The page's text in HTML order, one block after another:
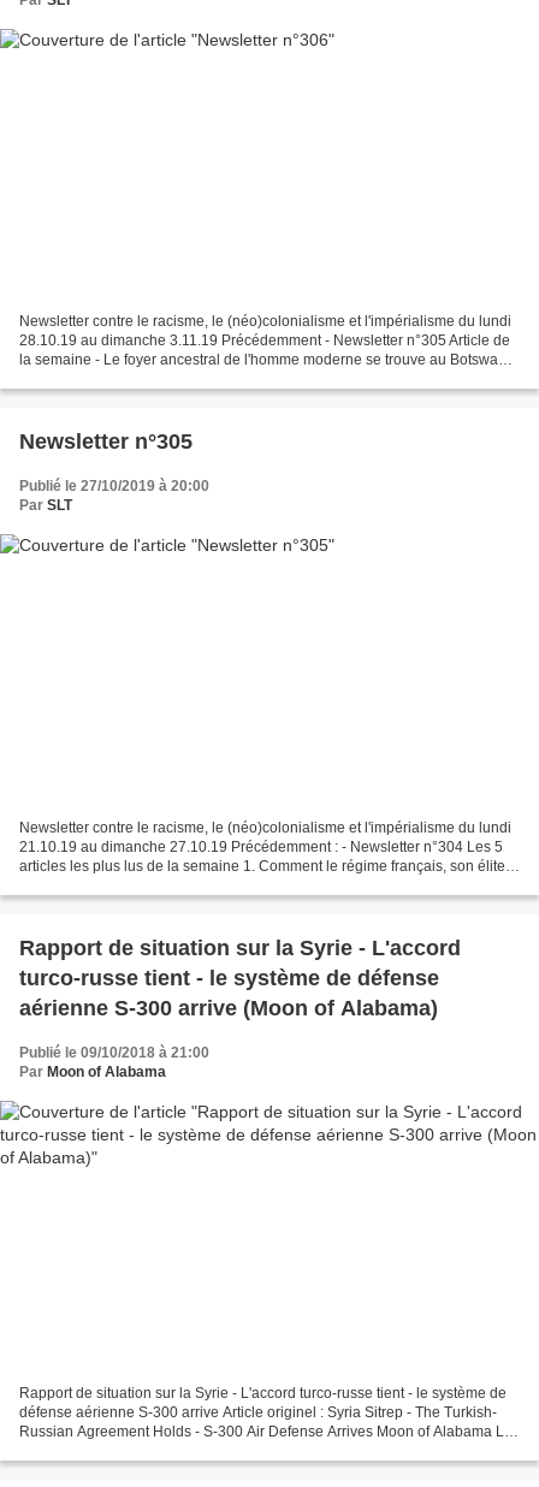
Newsletter contre le racisme, le (néo)colonialisme et l'impérialisme du lundi
28.10.19 au dimanche 3.11.19 Précédemment - Newsletter n°305 Article de
la semaine - Le foyer ancestral de l'homme moderne se trouve au Botswana,
Newsletter n°305
Publié le 27/10/2019 à 20:00
Par SLT
Newsletter contre le racisme, le (néo)colonialisme et l'impérialisme du lundi
21.10.19 au dimanche 27.10.19 Précédemment : - Newsletter n°304 Les 5
articles les plus lus de la semaine 1. Comment le régime français, son élite
Rapport de situation sur la Syrie - L'accord
turco-russe tient - le système de défense
aérienne S-300 arrive (Moon of Alabama)
Publié le 09/10/2018 à 21:00
Par Moon of Alabama
Rapport de situation sur la Syrie - L'accord turco-russe tient - le système de
défense aérienne S-300 arrive Article originel : Syria Sitrep - The Turkish-
Russian Agreement Holds - S-300 Air Defense Arrives Moon of Alabama La